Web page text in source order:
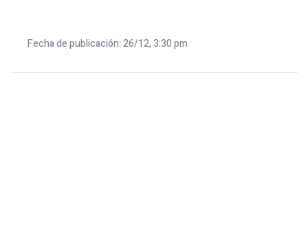
Fecha de publicación: 26/12, 3:30 pm